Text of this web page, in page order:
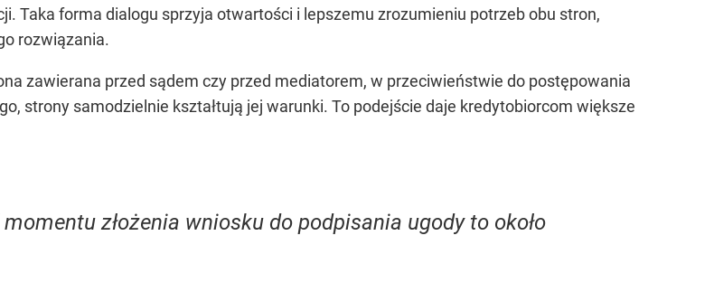
Taka forma dialogu sprzyja otwartości i lepszemu zrozumieniu potrzeb obu stron,
rozwiązania.
zawierana przed sądem czy przed mediatorem, w przeciwieństwie do postępowania
strony samodzielnie kształtują jej warunki. To podejście daje kredytobiorcom większe
złożenia wniosku do podpisania ugody to około